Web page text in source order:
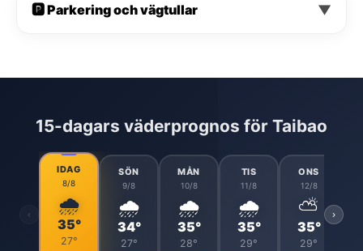
🅿️ Parkering och vägtullar ▼
15-dagars väderprognos för Taibao
‹
IDAG
8/8
🌧️
35°
27°
SÖN
9/8
🌧️
34°
27°
MÅN
10/8
🌧️
35°
28°
TIS
11/8
🌧️
35°
29°
ONS
12/8
⛅
35°
29°
›